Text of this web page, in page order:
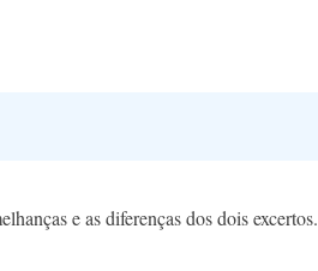
e as diferenças dos dois excertos.